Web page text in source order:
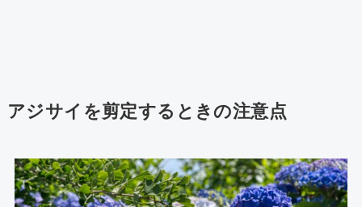
アジサイを剪定するときの注意点